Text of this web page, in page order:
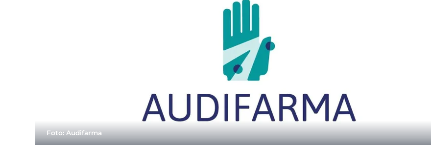
Foto: Audifarma